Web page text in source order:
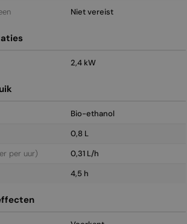
Niet vereist
2,4 kW
Bio-ethanol
0,8 L
per uur)
0,31 L/h
4,5 h